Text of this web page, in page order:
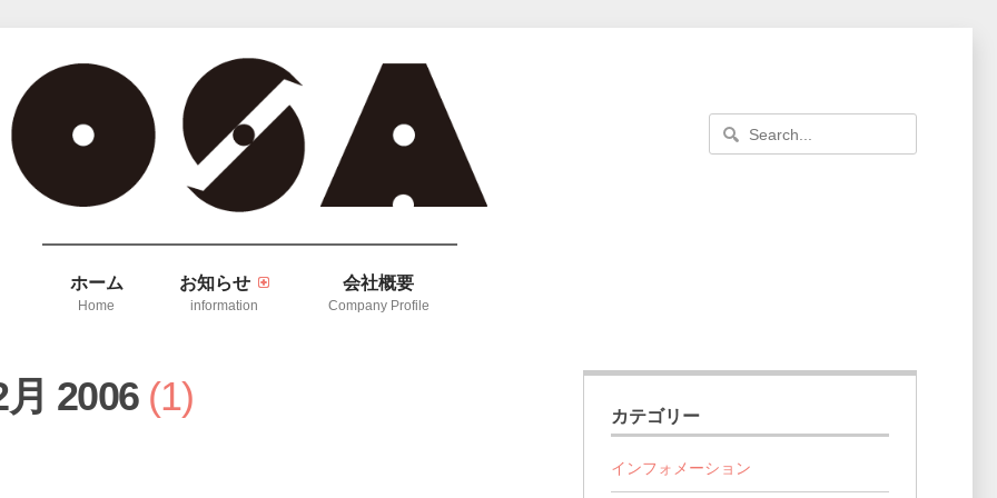
ホーム
Home
お知らせ
information
会社概要
Company Profile
2006 1 カテゴリー
インフォメーション